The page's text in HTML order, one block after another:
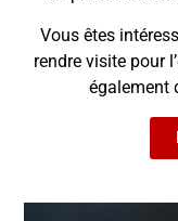
Vous êtes
rendre visite pour
également